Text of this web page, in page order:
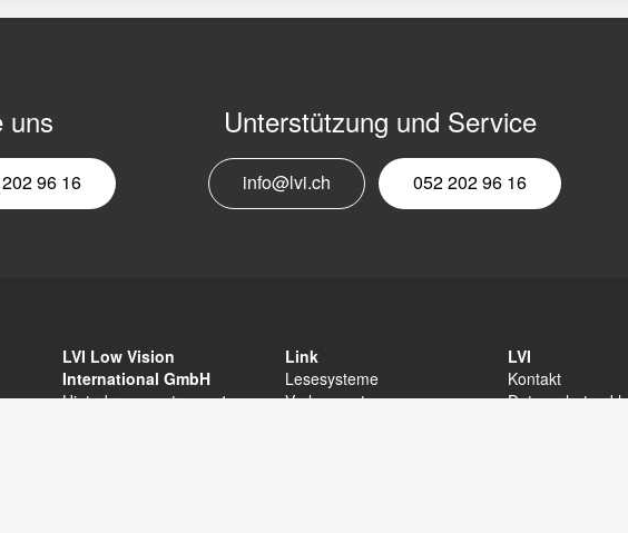
uns
96 16
Unterstützung und Service
info@lvi.ch 052 202 96 16
LVI Low Vision
International GmbH
Hinterbrunnenstrasse 1
Link
Lesesysteme
Vorlesesystem
LVI
Kontakt